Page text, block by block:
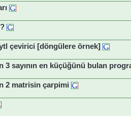
çevirici [döngülere örnek]
3 sayının en küçüğünü bulan
2 matrisin çarpimi